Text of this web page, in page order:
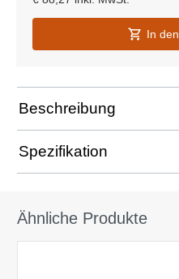
In
Beschreibung
Spezifikation
Ähnliche Produkte